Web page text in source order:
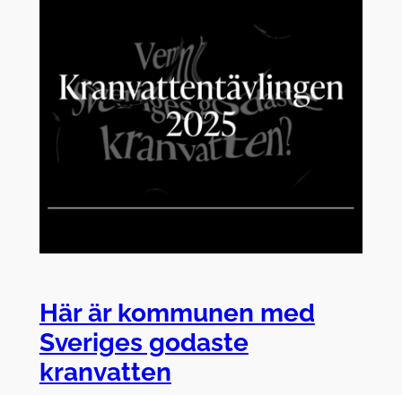
Här är kommunen med
Sveriges godaste
kranvatten